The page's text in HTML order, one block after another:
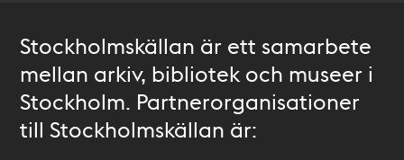
Stockholmskällan är ett samarbete
mellan arkiv, bibliotek och museer i
Stockholm. Partnerorganisationer
till Stockholmskällan är: